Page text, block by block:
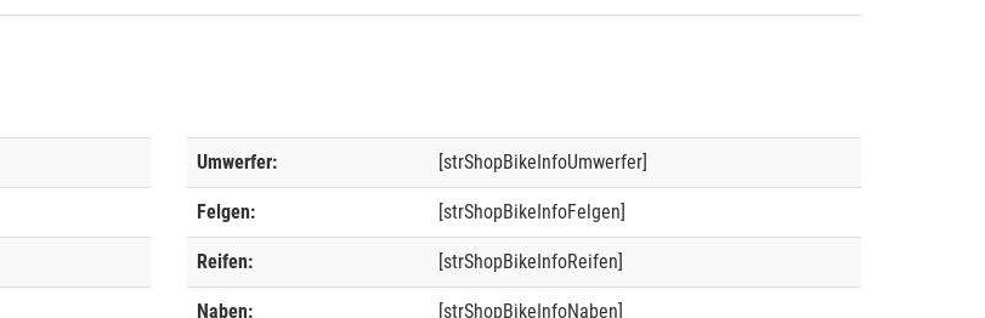
Umwerfer: [strShopBikeInfoUmwerfer]
Felgen: [strShopBikeInfoFelgen]
Reifen: [strShopBikeInfoReifen]
Naben: [strShopBikeInfoNaben]